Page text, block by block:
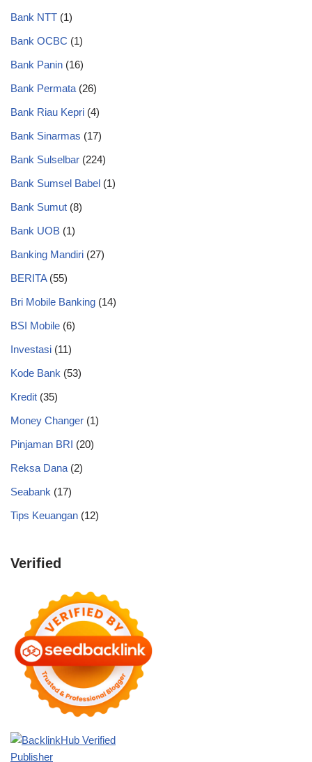
Bank NTT (1)
Bank OCBC (1)
Bank Panin (16)
Bank Permata (26)
Bank Riau Kepri (4)
Bank Sinarmas (17)
Bank Sulselbar (224)
Bank Sumsel Babel (1)
Bank Sumut (8)
Bank UOB (1)
Banking Mandiri (27)
BERITA(55)
Bri Mobile Banking (14)
BSI Mobile (6)
Investasi (11)
Kode Bank (53)
Kredit (35)
Money Changer (1)
Pinjaman BRI (20)
Reksa Dana (2)
Seabank (17)
Tips Keuangan (12)
Verified